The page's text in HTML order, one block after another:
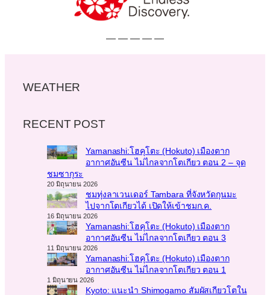
— — — — —
WEATHER
RECENT POST
Yamanashi:โฮคุโตะ (Hokuto) เมืองตาก
อากาศอันซีน ไม่ไกลจากโตเกียว ตอน 2 – จุด
ชมซากุระ
20 มิถุนายน 2026
ชมทุ่งลาเวนเดอร์ Tambara ที่จังหวัดกุนมะ
ไปจากโตเกียวได้ เปิดให้เข้าชมก.ค.
16 มิถุนายน 2026
Yamanashi:โฮคุโตะ (Hokuto) เมืองตาก
อากาศอันซีน ไม่ไกลจากโตเกียว ตอน 3
11 มิถุนายน 2026
Yamanashi:โฮคุโตะ (Hokuto) เมืองตาก
อากาศอันซีน ไม่ไกลจากโตเกียว ตอน 1
1 มิถุนายน 2026
Kyoto: แนะนำ Shimogamo สัมผัสเกียวโตใน